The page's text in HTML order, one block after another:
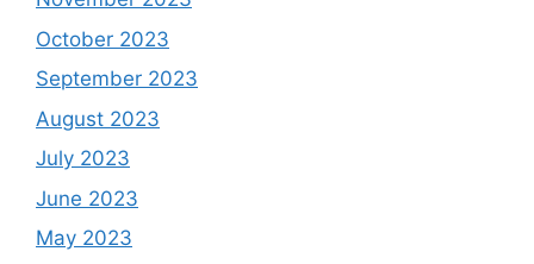
October 2023
September 2023
August 2023
July 2023
June 2023
May 2023